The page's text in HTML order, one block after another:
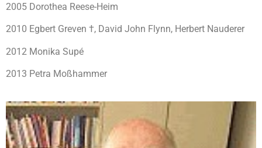
2005 Dorothea Reese-Heim
2010 Egbert Greven †, David John Flynn, Herbert Nauderer
2012 Monika Supé
2013 Petra Moßhammer